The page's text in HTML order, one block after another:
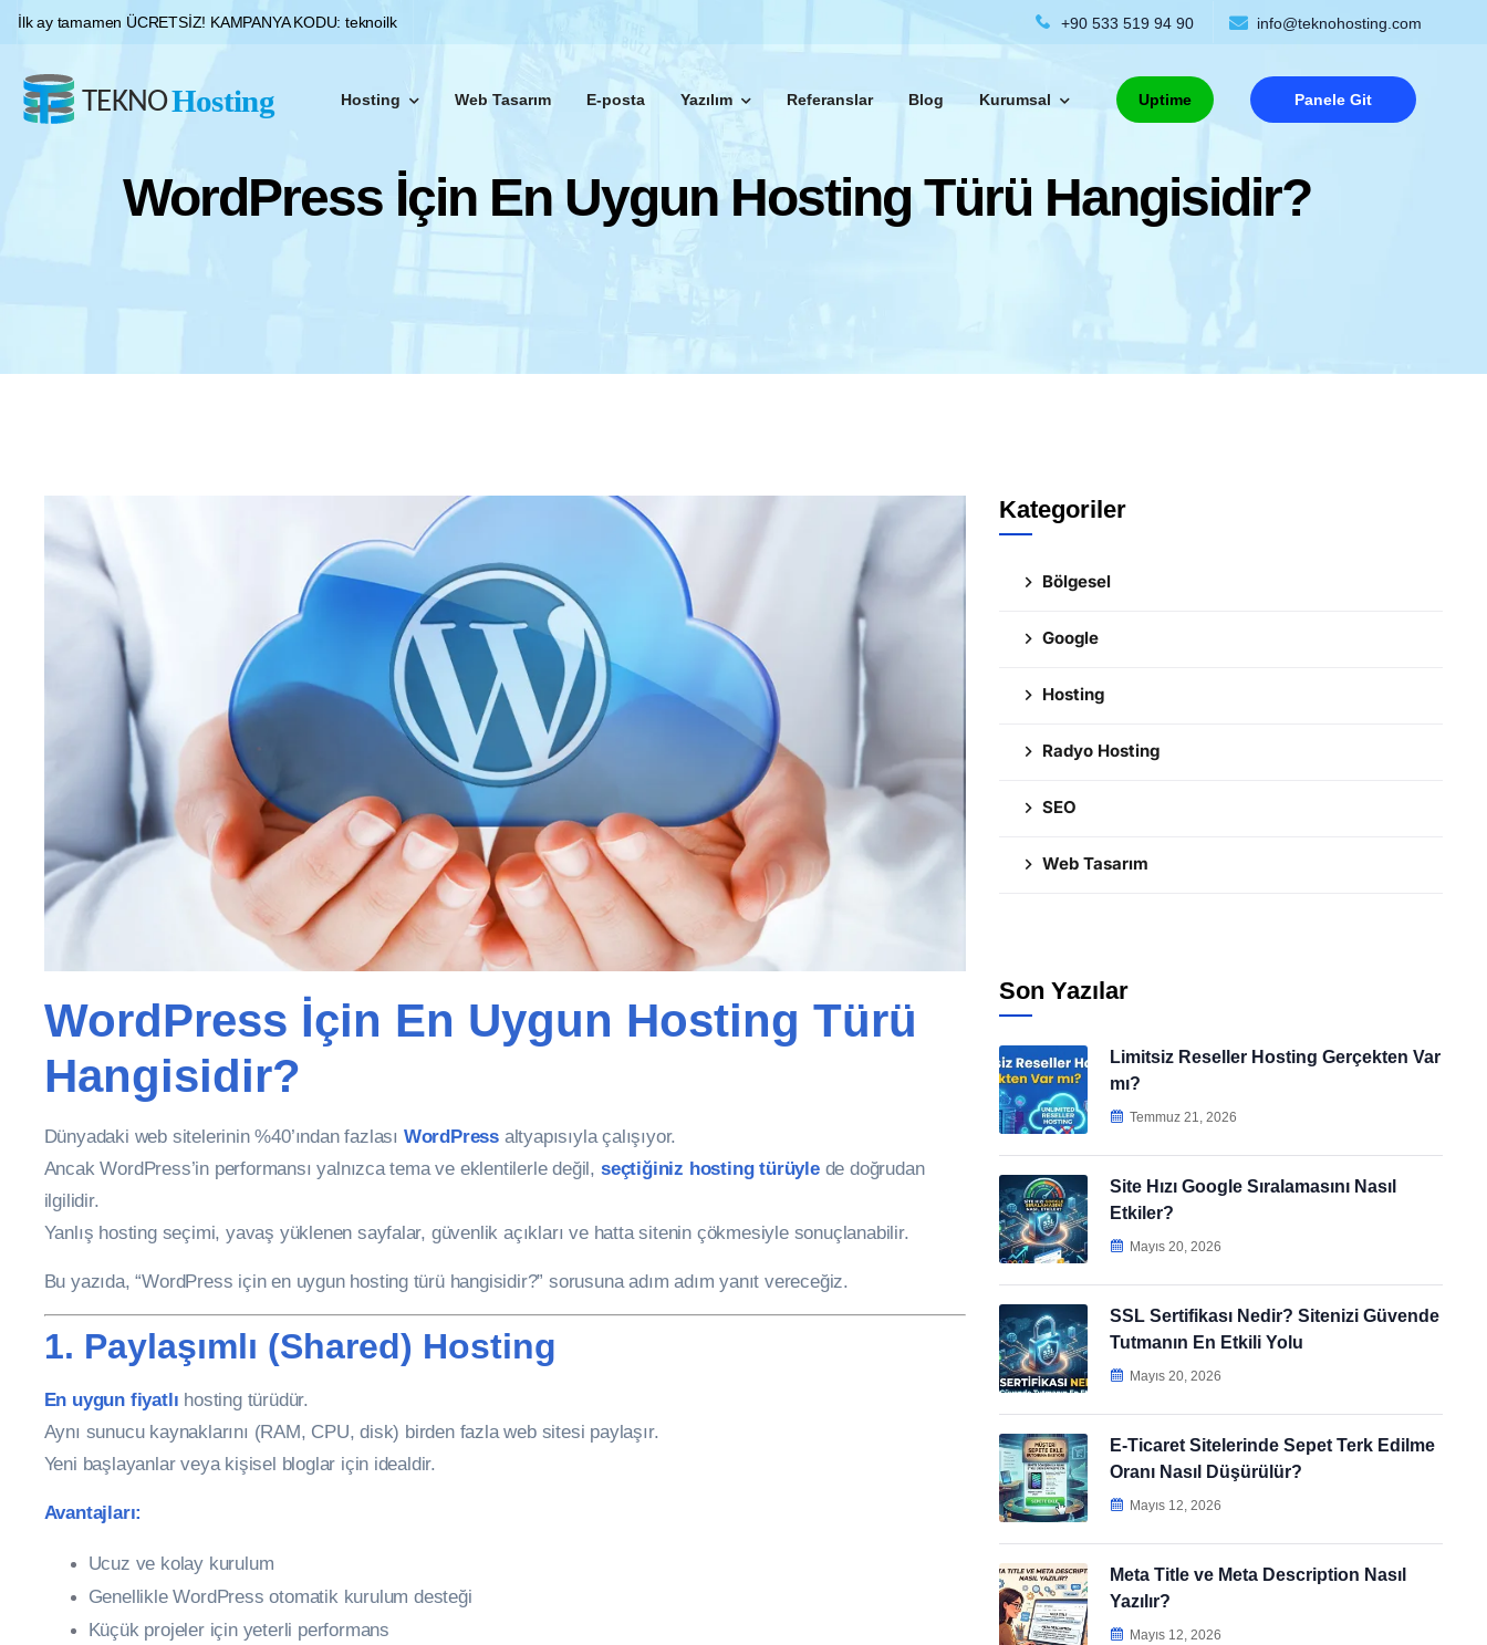
İlk ay tamamen ÜCRETSİZ! KAMPANYA KODU:teknoilk +90 533 519 94 90 info@teknohosting.com
Hosting Web Tasarım E-posta Yazılım Referanslar Blog Kurumsal Uptime Panele Git
WordPress İçin En Uygun Hosting Türü Hangisidir?
WordPress İçin En Uygun Hosting Türü
Hangisidir?
Dünyadaki web sitelerinin %40’ından fazlası WordPressaltyapısıyla çalışıyor.
Ancak WordPress’in performansı yalnızca tema ve eklentilerle değil, seçtiğiniz hosting türüylede doğrudan
ilgilidir.
Yanlış hosting seçimi, yavaş yüklenen sayfalar, güvenlik açıkları ve hatta sitenin çökmesiyle sonuçlanabilir.
Bu yazıda, “WordPress için en uygun hosting türü hangisidir?” sorusuna adım adım yanıt vereceğiz.
1. Paylaşımlı (Shared) Hosting
En uygun fiyatlı hosting türüdür.
Aynı sunucu kaynaklarını (RAM, CPU, disk) birden fazla web sitesi paylaşır.
Yeni başlayanlar veya kişisel bloglar için idealdir.
Avantajları:
Ucuz ve kolay kurulum
Genellikle WordPress otomatik kurulum desteği
Küçük projeler için yeterli performans
Kategoriler
Bölgesel
Google
Hosting
Radyo Hosting
SEO
Web Tasarım
Son Yazılar
Limitsiz Reseller Hosting Gerçekten Var
mı?
Temmuz 21, 2026
Site Hızı Google Sıralamasını Nasıl
Etkiler?
Mayıs 20, 2026
SSL Sertifikası Nedir? Sitenizi Güvende
Tutmanın En Etkili Yolu
Mayıs 20, 2026
E-Ticaret Sitelerinde Sepet Terk Edilme
Oranı Nasıl Düşürülür?
Mayıs 12, 2026
Meta Title ve Meta Description Nasıl
Yazılır?
Mayıs 12, 2026